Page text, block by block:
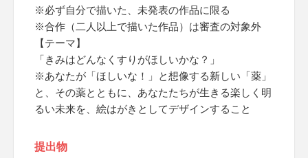
※必ず自分で描いた、未発表の作品に限る
※合作（二人以上で描いた作品）は審査の対象外
【テーマ】
「きみはどんなくすりがほしいかな？」
※あなたが「ほしいな！」と想像する新しい「薬」
と、その薬とともに、あなたたちが生きる楽しく明
るい未来を、絵はがきとしてデザインすること
提出物